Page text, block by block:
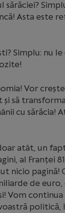
Asta este
Simplu: nu
Vor
să
cu sărăcia!
atât, un
al Franței
nicio pagină!
de
Vom
politică,